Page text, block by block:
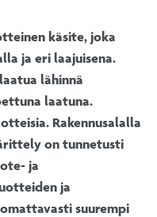
käsite, joka
ja eri laajuisena.
lähinnä
laatuna.
Rakennusalalla
on tunnetusti
ja
ja
suurempi